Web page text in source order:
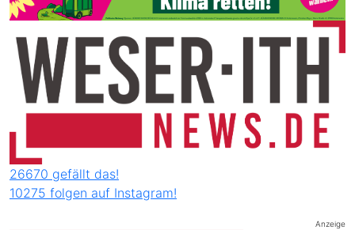
26670 gefällt das!
10275 folgen auf Instagram!
Anzeige